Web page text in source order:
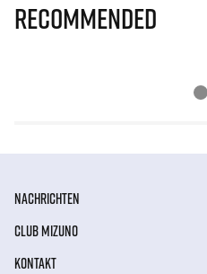
Recommended
NACHRICHTEN
CLUB MIZUNO
KONTAKT